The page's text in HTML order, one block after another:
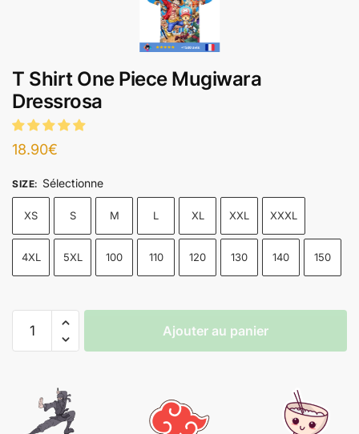
T Shirt One Piece Mugiwara
Dressrosa
18.90€
SIZE: Sélectionne
XS S M L XL XXL XXXL
4XL 5XL 100 110 120 130 140 150
Ajouter au panier